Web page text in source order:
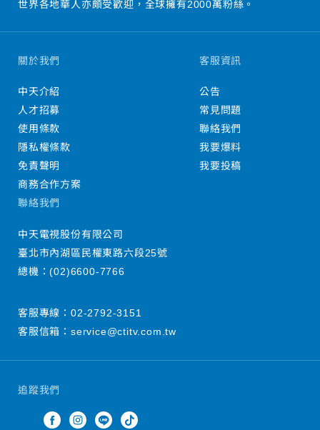
世界各地華人亦頗受歡迎，全球擁有2000萬粉絲。
追蹤我們
關於我們
中天介紹
人才招募
使用條款
隱私權條款
免責聲明
商務合作方案
客服資訊
公告
常見問題
聯絡我們
我要爆料
我要投稿
聯絡我們
中天電視股份有限公司
臺北市內湖區民權東路六段25號
總機：(02)6600-7766
客服專線： 02-2792-3151
客服信箱： service@ctitv.com.tw